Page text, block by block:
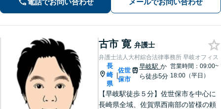
連れ相談可】
古市 寛 弁護士
弁護士法人大村綜合法律事務所 早岐オフィス
長
崎
県
|
佐世
保市
早岐駅か
ら徒歩5分
営業時間：09:00~
18:00（平日）
【早岐駅徒歩５分】佐世保市を中心に
長崎県全域、佐賀県西南部の皆様の頼